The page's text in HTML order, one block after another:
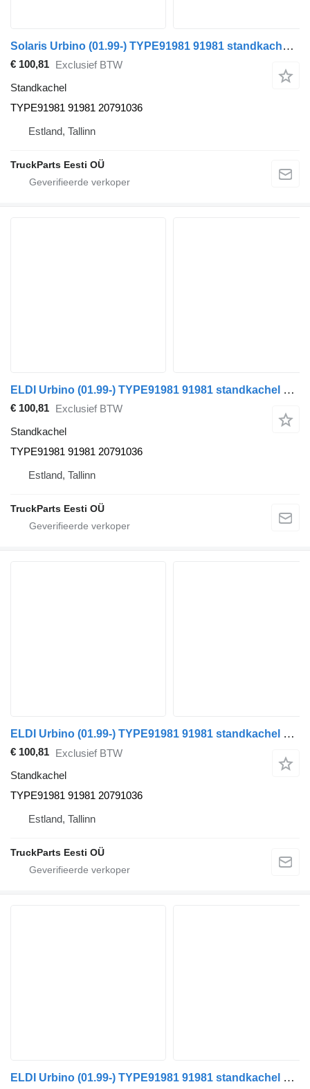
Solaris Urbino (01.99-) TYPE91981 91981 standkachel voor Solaris Urbino, Alpino, Vacanza (1999-) bus
€ 100,81 Exclusief BTW
Standkachel
TYPE91981 91981 20791036
Estland, Tallinn
TruckParts Eesti OÜ
ELDI Urbino (01.99-) TYPE91981 91981 standkachel voor Solaris Urbino, Alpino, Vacanza (1999-) bus
€ 100,81 Exclusief BTW
Standkachel
TYPE91981 91981 20791036
Estland, Tallinn
TruckParts Eesti OÜ
ELDI Urbino (01.99-) TYPE91981 91981 standkachel voor Solaris Urbino, Alpino, Vacanza (1999-) bus
€ 100,81 Exclusief BTW
Standkachel
TYPE91981 91981 20791036
Estland, Tallinn
TruckParts Eesti OÜ
ELDI Urbino (01.99-) TYPE91981 91981 standkachel voor Solaris Urbino, Alpino, Vacanza (1999-) bus